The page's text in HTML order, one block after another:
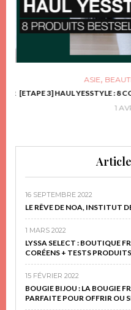
ASIE,
[ETAPE 3] HAUL YESSTYLE : 8
1
16 SEPTEMBRE 2022
LE RÊVE DE NOA, INSTITUT
1 MARS 2022
LYSSA SELECT : BOUTIQUE
CORÉENS + TESTS PRODUITS
15 FÉVRIER 2022
BOUGIE BIJOU : LA BOUGIE
PARFAITE POUR OFFRIR OU